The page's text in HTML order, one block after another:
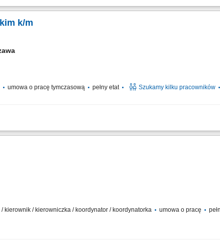
Znajomość kuchni według menu naszego lokalu. Umiejętność pracy w
k/m
umowa o pracę tymczasową pełny etat Szukamy kilku pracowników
Dbanie o smak, jakość i estetykę potraw; Współpraca z zespołem
kierownik / kierowniczka / koordynator / koordynatorka umowa o pracę